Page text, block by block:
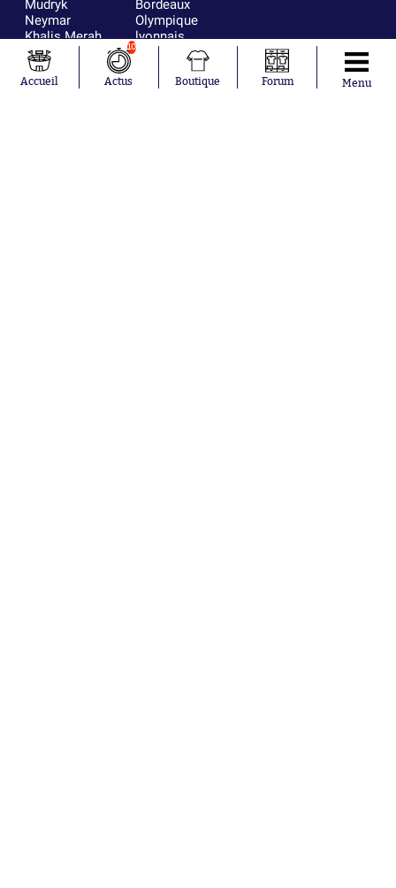
Mudryk
Neymar
Khalis Merah
Loïs Openda
Moussa
Niakhaté
Bordeaux
Olympique
lyonnais
FIFA
Real Madrid
RC Strasbourg
Accueil
10
Actus Boutique Forum Menu